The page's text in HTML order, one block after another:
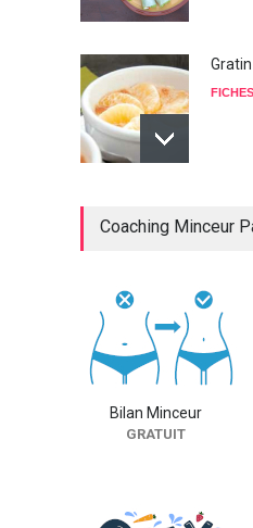
Coaching Minceur
Bilan Minceur
GRATUIT